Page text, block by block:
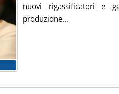
nuovi rigassificatori e
produzione...